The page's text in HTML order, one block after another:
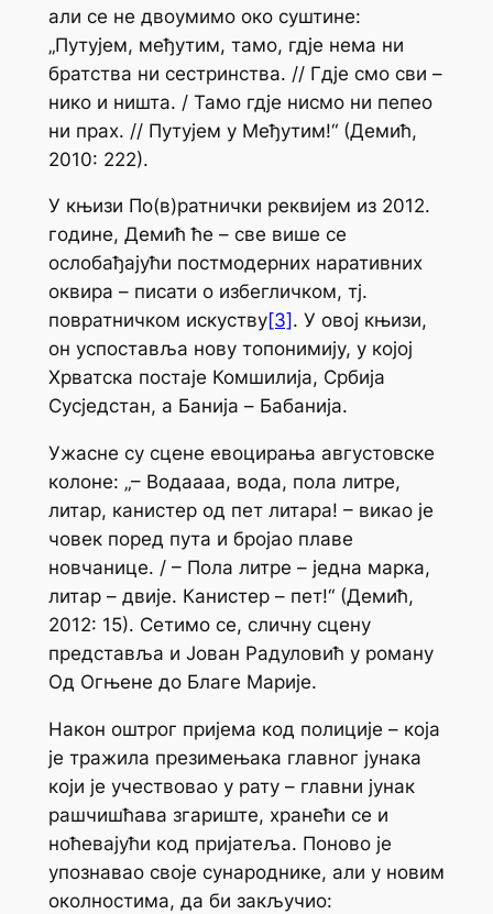
али се не двоумимо око суштине:
„Путујем, међутим, тамо, гдје нема ни
братства ни сестринства. // Гдје смо сви –
нико и ништа. / Тамо гдје нисмо ни пепео
ни прах. // Путујем у Међутим!“ (Демић,
2010: 222).
У књизи По(в)ратнички реквијем из 2012.
године, Демић ће – све више се
ослобађајући постмодерних наративних
оквира – писати о избегличком, тј.
повратничком искуству[3] . У овој књизи,
он успоставља нову топонимију, у којој
Хрватска постаје Комшилија, Србија
Сусједстан, а Банија – Бабанија.
Ужасне су сцене евоцирања августовске
колоне: „– Водаааа, вода, пола литре,
литар, канистер од пет литара! – викао је
човек поред пута и бројао плаве
новчанице. / – Пола литре – једна марка,
литар – двије. Канистер – пет!“ (Демић,
2012: 15). Сетимо се, сличну сцену
представља и Јован Радуловић у роману
Од Огњене до Благе Марије.
Након оштрог пријема код полиције – која
је тражила презимењака главног јунака
који је учествовао у рату – главни јунак
рашчишћава згариште, хранећи се и
ноћевајући код пријатеља. Поново је
упознавао своје сународнике, али у новим
околностима, да би закључио: